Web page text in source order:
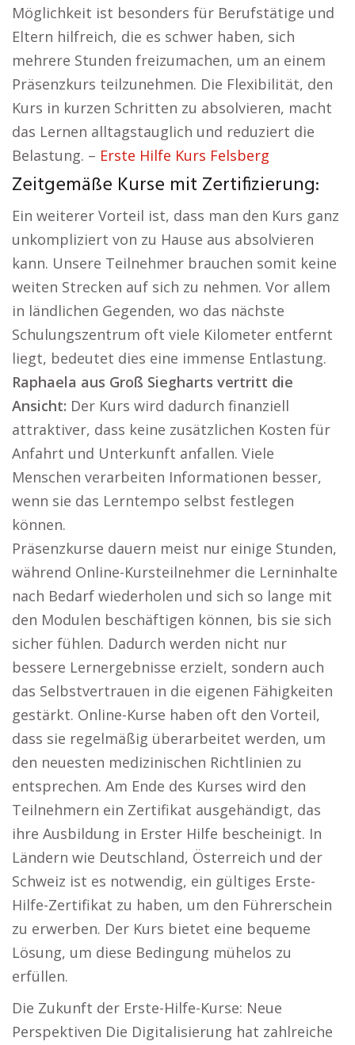
Möglichkeit ist besonders für Berufstätige und
Eltern hilfreich, die es schwer haben, sich
mehrere Stunden freizumachen, um an einem
Präsenzkurs teilzunehmen. Die Flexibilität, den
Kurs in kurzen Schritten zu absolvieren, macht
das Lernen alltagstauglich und reduziert die
Belastung. – Erste Hilfe Kurs Felsberg
Zeitgemäße Kurse mit Zertifizierung:
Ein weiterer Vorteil ist, dass man den Kurs ganz
unkompliziert von zu Hause aus absolvieren
kann. Unsere Teilnehmer brauchen somit keine
weiten Strecken auf sich zu nehmen. Vor allem
in ländlichen Gegenden, wo das nächste
Schulungszentrum oft viele Kilometer entfernt
liegt, bedeutet dies eine immense Entlastung.
Raphaela aus Groß Siegharts vertritt die
Ansicht: Der Kurs wird dadurch finanziell
attraktiver, dass keine zusätzlichen Kosten für
Anfahrt und Unterkunft anfallen. Viele
Menschen verarbeiten Informationen besser,
wenn sie das Lerntempo selbst festlegen
können.
Präsenzkurse dauern meist nur einige Stunden,
während Online-Kursteilnehmer die Lerninhalte
nach Bedarf wiederholen und sich so lange mit
den Modulen beschäftigen können, bis sie sich
sicher fühlen. Dadurch werden nicht nur
bessere Lernergebnisse erzielt, sondern auch
das Selbstvertrauen in die eigenen Fähigkeiten
gestärkt. Online-Kurse haben oft den Vorteil,
dass sie regelmäßig überarbeitet werden, um
den neuesten medizinischen Richtlinien zu
entsprechen. Am Ende des Kurses wird den
Teilnehmern ein Zertifikat ausgehändigt, das
ihre Ausbildung in Erster Hilfe bescheinigt. In
Ländern wie Deutschland, Österreich und der
Schweiz ist es notwendig, ein gültiges Erste-
Hilfe-Zertifikat zu haben, um den Führerschein
zu erwerben. Der Kurs bietet eine bequeme
Lösung, um diese Bedingung mühelos zu
erfüllen.
Die Zukunft der Erste-Hilfe-Kurse: Neue
Perspektiven Die Digitalisierung hat zahlreiche